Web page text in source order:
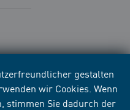
gestalten
wir Cookies. Wenn
stimmen Sie dadurch der